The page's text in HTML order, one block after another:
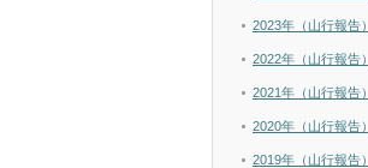
2023年（山行報告）
2022年（山行報告）
2021年（山行報告）
2020年（山行報告）
2019年（山行報告）